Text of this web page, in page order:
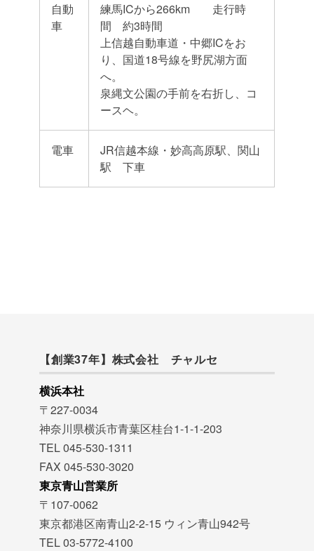
自動
車
練馬ICから266km 走行時
間 約3時間
上信越自動車道・中郷ICをお
り、国道18号線を野尻湖方面
へ。
泉縄文公園の手前を右折し、コ
ースヘ。
電車
JR信越本線・妙高高原駅、関山
駅 下車
【創業37年】株式会社 チャルセ
横浜本社
〒227-0034
神奈川県横浜市青葉区桂台1-1-1-203
TEL 045-530-1311
FAX 045-530-3020
東京青山営業所
〒107-0062
東京都港区南青山2-2-15 ウィン青山942号
TEL 03-5772-4100